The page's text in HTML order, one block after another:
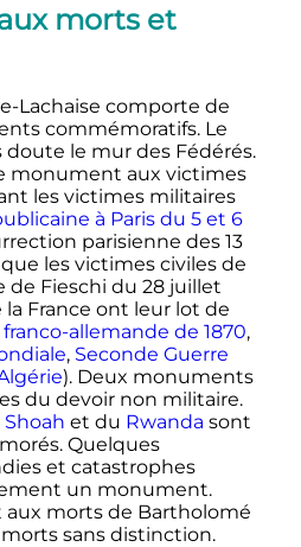
morts et
Lachaise comporte de
commémoratifs. Le
doute le mur des Fédérés.
monument aux victimes
les victimes militaires
à Paris du 5 et 6
parisienne des 13
les victimes civiles de
de Fieschi du 28 juillet
la France ont leur lot de
allemande de 1870,
, Seconde Guerre
). Deux monuments
du devoir non militaire.
Shoah et du Rwanda sont
Quelques
et catastrophes
un monument.
morts de Bartholomé
sans distinction.